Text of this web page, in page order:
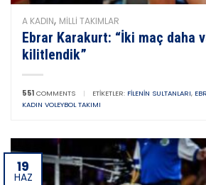
A KADIN, MILLI TAKIMLAR
Ebrar Karakurt: “İki maç daha
kilitlendik”
551 COMMENTS | ETIKETLER: FILENIN SULTANLARI,
KADIN VOLEYBOL TAKIMI
19
HAZ